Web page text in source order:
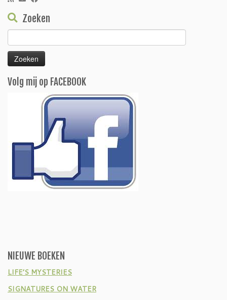
Zoeken
naar:
Volg mij op FACEBOOK
NIEUWE BOEKEN
LIFE’S MYSTERIES
SIGNATURES ON WATER